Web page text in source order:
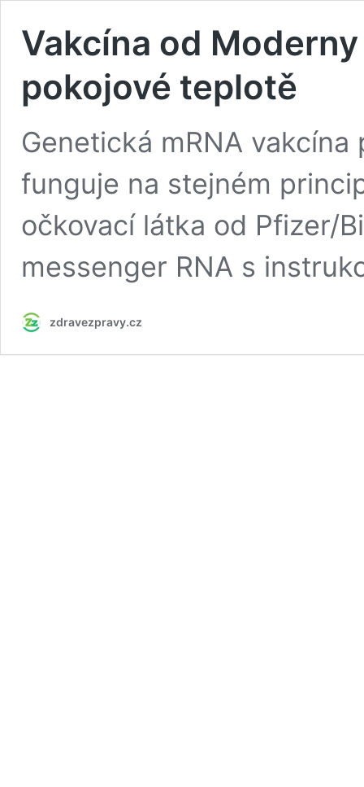
Vakcína od
pokojové teplotě
Genetická mRNA
funguje na stejném
očkovací látka od Pfizer/
messenger RNA s
zdravezpravy.cz